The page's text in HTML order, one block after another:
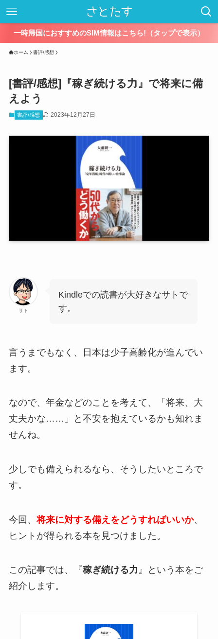
一時帰国におすすめのSIM情報はこちら!（タップで表示）
ホーム 書評/感想
[書評/感想]『稼ぎ続ける力』で将来に備
えよう
書評/感想 2023年12月27日
サト
Kindleでの読書が大好きなサトで
す。
言うまでもなく、日本は少子高齢化が進んでい
ます。
なので、年金などのことを考えて、「将来、大
丈夫かな……」と不安を抱えているかも知れま
せんね。
少しでも備えられるなら、そうしたいところで
す。
今回、将来に対する備えをどうすればいいか、
ヒントが得られる本を見つけました。
この記事では、『稼ぎ続ける力』という本をご
紹介します。